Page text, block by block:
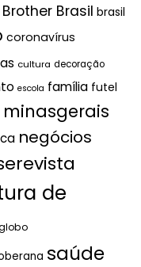
Brasil brasil
coronavírus
cultura decoração
escola família futel
minasgerais
negócios
de
saúde